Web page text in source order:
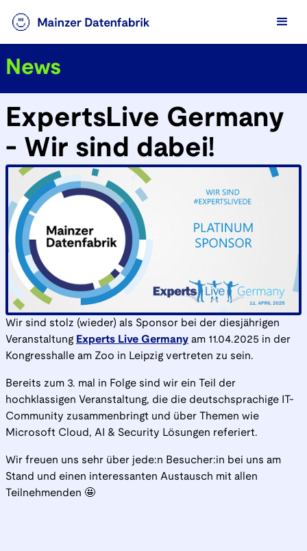
News
ExpertsLive Germany
- Wir sind dabei!
Wir sind stolz (wieder) als Sponsor bei der diesjährigen
Veranstaltung Experts Live Germany am 11.04.2025 in der
Kongresshalle am Zoo in Leipzig vertreten zu sein.
Bereits zum 3. mal in Folge sind wir ein Teil der
hochklassigen Veranstaltung, die die deutschsprachige IT-
Community zusammenbringt und über Themen wie
Microsoft Cloud, AI & Security Lösungen referiert.
Wir freuen uns sehr über jede:n Besucher:in bei uns am
Stand und einen interessanten Austausch mit allen
Teilnehmenden 🤩